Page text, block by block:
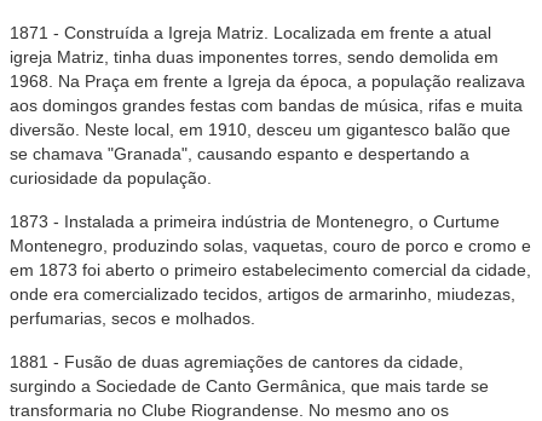
1871 - Construída a Igreja Matriz. Localizada em frente a atual
igreja Matriz, tinha duas imponentes torres, sendo demolida em
1968. Na Praça em frente a Igreja da época, a população realizava
aos domingos grandes festas com bandas de música, rifas e muita
diversão. Neste local, em 1910, desceu um gigantesco balão que
se chamava "Granada", causando espanto e despertando a
curiosidade da população.
1873 - Instalada a primeira indústria de Montenegro, o Curtume
Montenegro, produzindo solas, vaquetas, couro de porco e cromo e
em 1873 foi aberto o primeiro estabelecimento comercial da cidade,
onde era comercializado tecidos, artigos de armarinho, miudezas,
perfumarias, secos e molhados.
1881 - Fusão de duas agremiações de cantores da cidade,
surgindo a Sociedade de Canto Germânica, que mais tarde se
transformaria no Clube Riograndense. No mesmo ano os